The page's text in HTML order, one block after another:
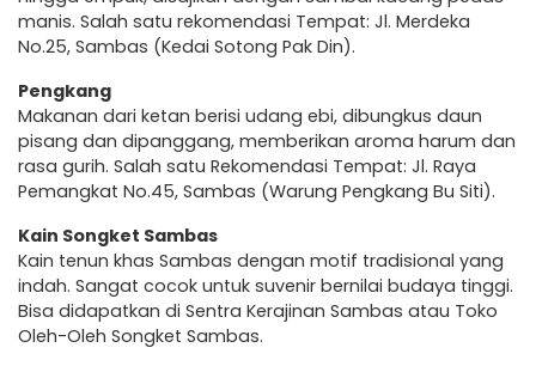
manis. Salah satu rekomendasi Tempat: Jl. Merdeka
No.25, Sambas (Kedai Sotong Pak Din).
Pengkang
Makanan dari ketan berisi udang ebi, dibungkus daun
pisang dan dipanggang, memberikan aroma harum dan
rasa gurih. Salah satu Rekomendasi Tempat: Jl. Raya
Pemangkat No.45, Sambas (Warung Pengkang Bu Siti).
Kain Songket Sambas
Kain tenun khas Sambas dengan motif tradisional yang
indah. Sangat cocok untuk suvenir bernilai budaya tinggi.
Bisa didapatkan di Sentra Kerajinan Sambas atau Toko
Oleh-Oleh Songket Sambas.